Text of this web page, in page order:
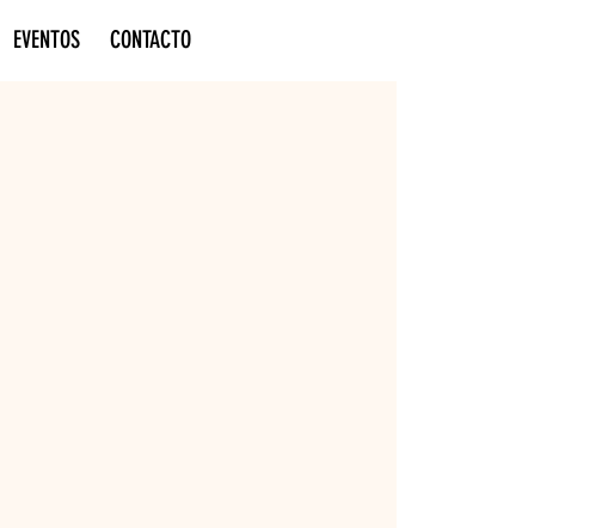
EVENTOS CONTACTO